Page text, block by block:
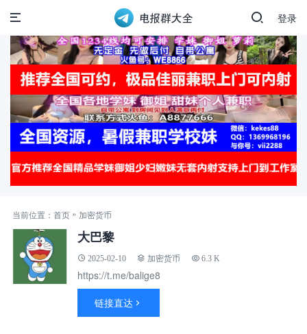
登录
当前位置： 首页 » 加密货币
大巴黎
2025-02-10 加密货币 6.3 K
https://t.me/balige8
链接直达 